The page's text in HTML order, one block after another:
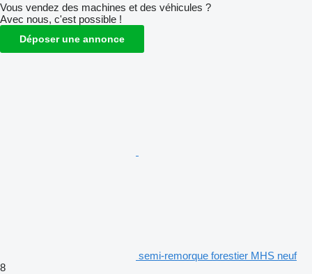
Vous vendez des machines et des véhicules ?
Avec nous, c'est possible !
Déposer une annonce
semi-remorque forestier MHS neuf
8